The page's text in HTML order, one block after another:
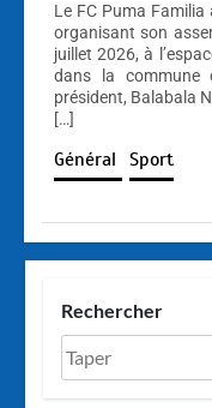
Le FC Puma
organisant son
juillet 2026, à
dans la commune
président, Balabala
[…]
Général Sport
Rechercher